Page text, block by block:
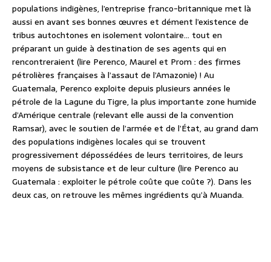
populations indigènes, l’entreprise franco-britannique met là
aussi en avant ses bonnes œuvres et dément l’existence de
tribus autochtones en isolement volontaire… tout en
préparant un guide à destination de ses agents qui en
rencontreraient (lire Perenco, Maurel et Prom : des firmes
pétrolières françaises à l’assaut de l’Amazonie) ! Au
Guatemala, Perenco exploite depuis plusieurs années le
pétrole de la Lagune du Tigre, la plus importante zone humide
d’Amérique centrale (relevant elle aussi de la convention
Ramsar), avec le soutien de l’armée et de l’État, au grand dam
des populations indigènes locales qui se trouvent
progressivement dépossédées de leurs territoires, de leurs
moyens de subsistance et de leur culture (lire Perenco au
Guatemala : exploiter le pétrole coûte que coûte ?). Dans les
deux cas, on retrouve les mêmes ingrédients qu’à Muanda.